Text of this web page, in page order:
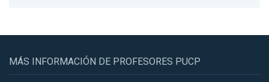
MÁS INFORMACIÓN DE PROFESORES PUCP